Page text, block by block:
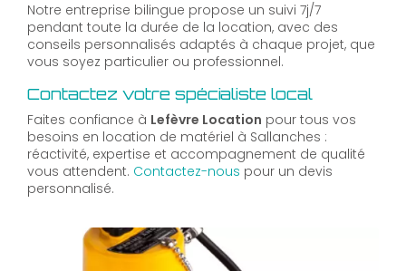
Notre entreprise bilingue propose un suivi 7j/7
pendant toute la durée de la location, avec des
conseils personnalisés adaptés à chaque projet, que
vous soyez particulier ou professionnel.
Contactez votre spécialiste local
Faites confiance à Lefèvre Location pour tous vos
besoins en location de matériel à Sallanches :
réactivité, expertise et accompagnement de qualité
vous attendent. Contactez-nous pour un devis
personnalisé.